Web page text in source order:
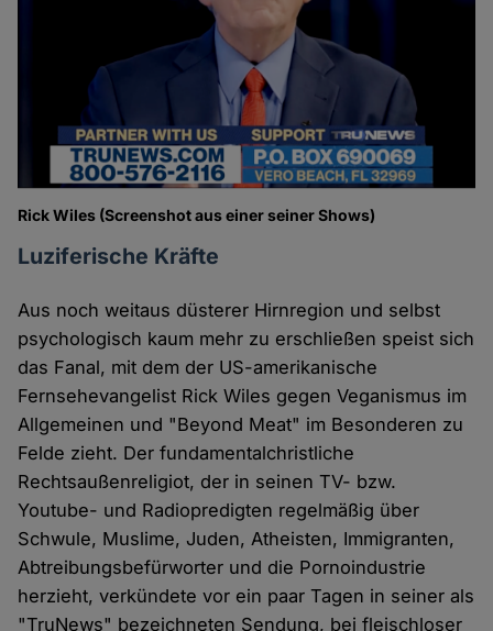
Rick Wiles (Screenshot aus einer seiner Shows)
Luziferische Kräfte
Aus noch weitaus düsterer Hirnregion und selbst
psychologisch kaum mehr zu erschließen speist sich
das Fanal, mit dem der US-amerikanische
Fernsehevangelist Rick Wiles gegen Veganismus im
Allgemeinen und "Beyond Meat" im Besonderen zu
Felde zieht. Der fundamentalchristliche
Rechtsaußenreligiot, der in seinen TV- bzw.
Youtube- und Radiopredigten regelmäßig über
Schwule, Muslime, Juden, Atheisten, Immigranten,
Abtreibungsbefürworter und die Pornoindustrie
herzieht, verkündete vor ein paar Tagen in seiner als
"TruNews" bezeichneten Sendung, bei fleischloser